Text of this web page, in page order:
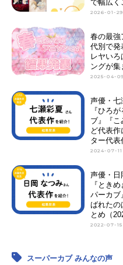
で幅広く
2026-01-
春の最強
代別で
レヤい
ングが集
2025-04-
声優・七
『ひろ
ブ』『
ど代表
ター代表
2024-07-
声優・日
『とき
パーカブ
ばれたの
とめ（
2022-07-
スーパーカブ みんなの声